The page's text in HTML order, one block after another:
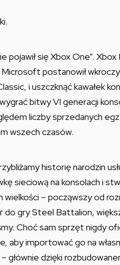
pojawił się Xbox One”.
postanowił
i uszczknąć kawałek
bitwy VI generacji
liczby sprzedanych
wszech czasów.
historię narodzin
sieciową na konsolach i
– począwszy od
do gry Steel Battalion,
Choć sam sprzęt nigdy
aby importować go na
głównie dzięki